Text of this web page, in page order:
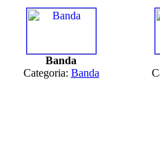
Banda
Categoria: Banda